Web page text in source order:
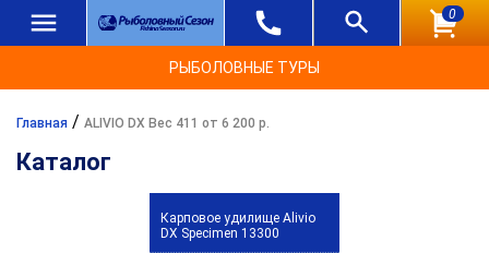
0
РЫБОЛОВНЫЕ ТУРЫ
Главная / ALIVIO DX Вес 411 от 6 200 р.
Каталог
Карповое удилище Alivio
DX Specimen 13300